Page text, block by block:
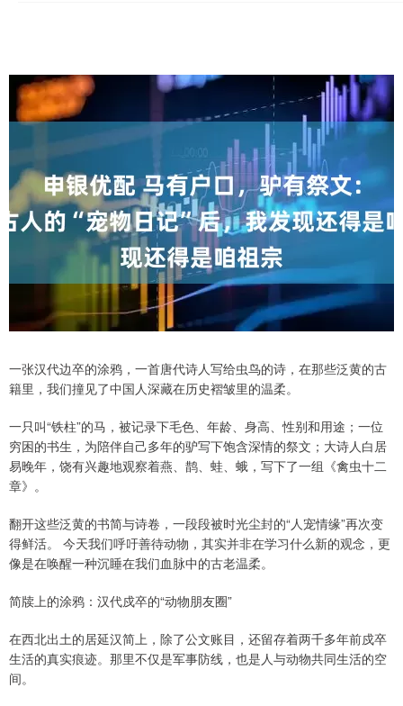
一张汉代边卒的涂鸦，一首唐代诗人写给虫鸟的诗，在那些泛黄的古
籍里，我们撞见了中国人深藏在历史褶皱里的温柔。
一只叫“铁柱”的马，被记录下毛色、年龄、身高、性别和用途；一位
穷困的书生，为陪伴自己多年的驴写下饱含深情的祭文；大诗人白居
易晚年，饶有兴趣地观察着燕、鹊、蛙、蛾，写下了一组《禽虫十二
章》。
翻开这些泛黄的书简与诗卷，一段段被时光尘封的“人宠情缘”再次变
得鲜活。 今天我们呼吁善待动物，其实并非在学习什么新的观念，更
像是在唤醒一种沉睡在我们血脉中的古老温柔。
简牍上的涂鸦：汉代戍卒的“动物朋友圈”
在西北出土的居延汉简上，除了公文账目，还留存着两千多年前戍卒
生活的真实痕迹。那里不仅是军事防线，也是人与动物共同生活的空
间。